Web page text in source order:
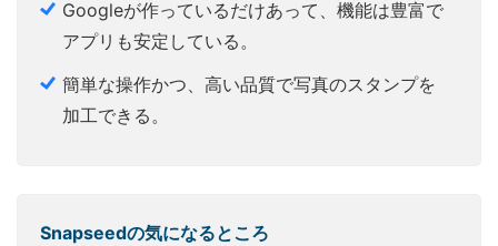
Googleが作っているだけあって、機能は豊富で
アプリも安定している。
簡単な操作かつ、高い品質で写真のスタンプを
加工できる。
Snapseedの気になるところ